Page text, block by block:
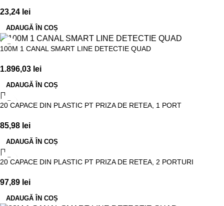
23,24 lei
ADAUGĂ ÎN COȘ
100M 1 CANAL SMART LINE DETECTIE QUAD
1.896,03 lei
ADAUGĂ ÎN COȘ
20 CAPACE DIN PLASTIC PT PRIZA DE RETEA, 1 PORT
85,98 lei
ADAUGĂ ÎN COȘ
20 CAPACE DIN PLASTIC PT PRIZA DE RETEA, 2 PORTURI
97,89 lei
ADAUGĂ ÎN COȘ